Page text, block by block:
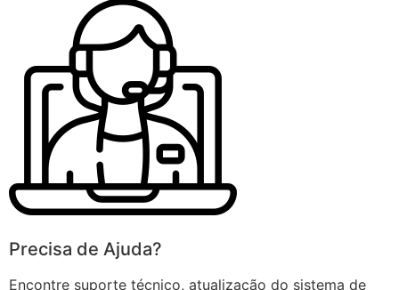
Precisa de Ajuda?
Encontre suporte técnico, atualização do sistema de